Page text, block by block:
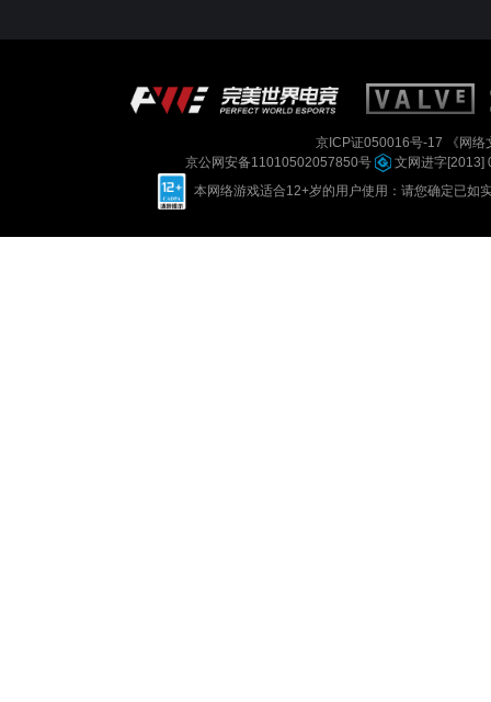
京ICP证050016号-17
《网
京公网安备11010502057850号
文网进字[2013]
本网络游戏适合12+岁的用户使用：请您确定已如